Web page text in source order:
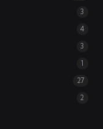
3
4
3
1
27
2